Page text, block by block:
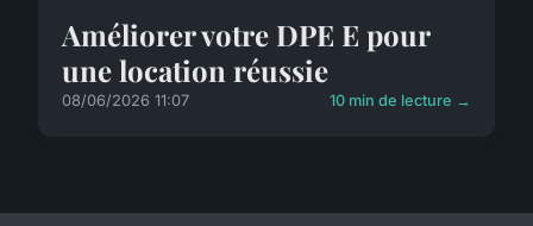
Améliorer votre DPE E pour
une location réussie
08/06/2026 11:07 10 min de lecture →